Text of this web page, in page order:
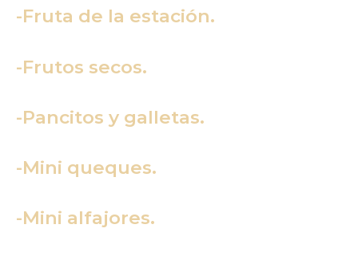
-Fruta de la estación.
-Frutos secos.
-Pancitos y galletas.
-Mini queques.
-Mini alfajores.